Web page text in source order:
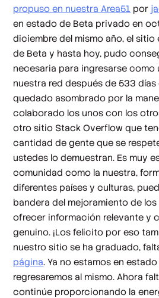
propuso en nuestra Area51 por
en estado de Beta privado en
diciembre del mismo año, el
de Beta y hasta hoy, pudo
necesaria para ingresarse
nuestra red después de 533 días
quedado asombrado por la
colaborado los unos con los
otro sitio Stack Overflow que
cantidad de gente que se
ustedes lo demuestran. Es muy
comunidad como la nuestra,
diferentes países y culturas,
bandera del mejoramiento de
ofrecer información relevante y
genuino. ¡Los felicito por eso
nuestro sitio se ha graduado,
página. Ya no estamos en
regresaremos al mismo. Ahora
continúe proporcionando la